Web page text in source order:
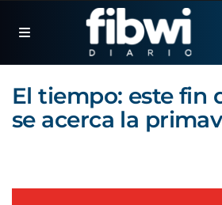
El tiempo: este fin
se acerca la